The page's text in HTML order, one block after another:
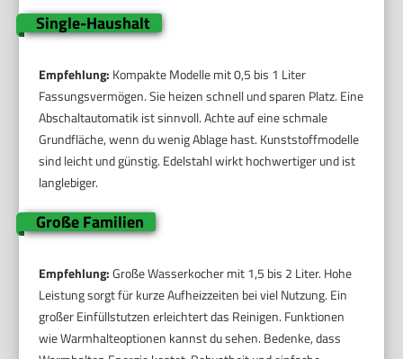
Single-Haushalt
Empfehlung: Kompakte Modelle mit 0,5 bis 1 Liter
Fassungsvermögen. Sie heizen schnell und sparen Platz. Eine
Abschaltautomatik ist sinnvoll. Achte auf eine schmale
Grundfläche, wenn du wenig Ablage hast. Kunststoffmodelle
sind leicht und günstig. Edelstahl wirkt hochwertiger und ist
langlebiger.
Große Familien
Empfehlung:Große Wasserkocher mit 1,5 bis 2 Liter. Hohe
Leistung sorgt für kurze Aufheizzeiten bei viel Nutzung. Ein
großer Einfüllstutzen erleichtert das Reinigen. Funktionen
wie Warmhalteoptionen kannst du sehen. Bedenke, dass